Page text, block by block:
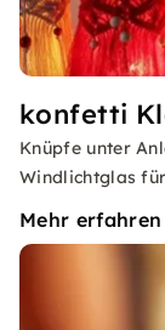
konfetti
Knüpfe unter
Windlichtglas
Mehr erfahren